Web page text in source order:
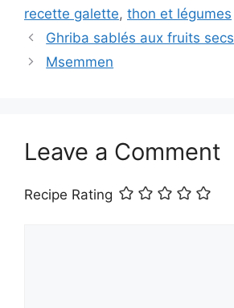
recette galette, thon et légumes
Ghriba sablés aux fruits secs
Msemmen
Leave a Comment
Recipe Rating